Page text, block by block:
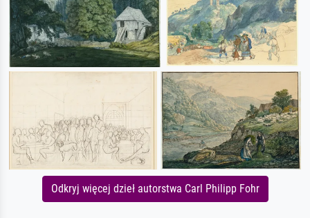
Odkryj więcej dzieł autorstwa Carl Philipp Fohr